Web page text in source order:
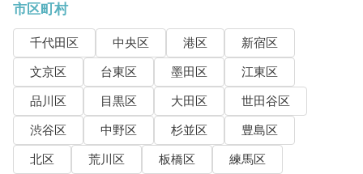
市区町村
千代田区 中央区 港区
新宿区
文京区
台東区 墨田区
江東区
品川区
目黒区 大田区
世田谷区
渋谷区
中野区 杉並区
豊島区
北区
荒川区 板橋区
練馬区